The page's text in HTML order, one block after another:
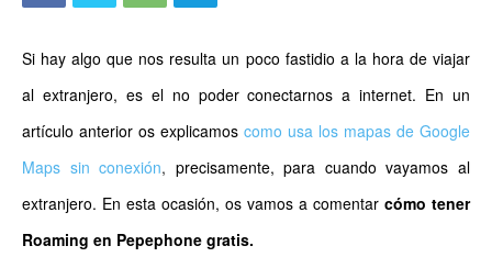
Si hay algo que nos resulta un poco fastidio a la hora de viajar
al extranjero, es el no poder conectarnos a internet. En un
artículo anterior os explicamos como usa los mapas de Google
Maps sin conexión, precisamente, para cuando vayamos al
extranjero. En esta ocasión, os vamos a comentar cómo tener
Roaming en Pepephone gratis.